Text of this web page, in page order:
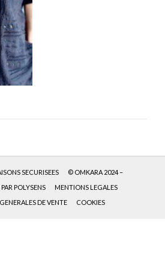
SECURISEES
© OMKARA 2024 –
POLYSENS
MENTIONS LEGALES
DE VENTE
COOKIES